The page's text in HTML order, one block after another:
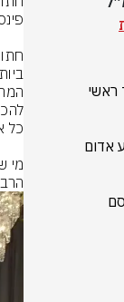
ראשי
אדום